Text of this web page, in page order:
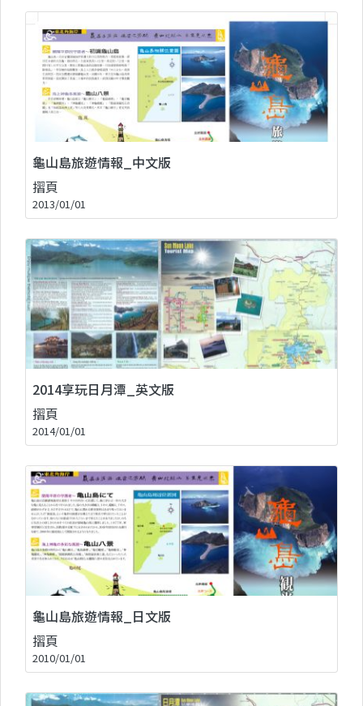
龜山島旅遊情報_中文版
摺頁
2013/01/01
2014享玩日月潭_英文版
摺頁
2014/01/01
龜山島旅遊情報_日文版
摺頁
2010/01/01